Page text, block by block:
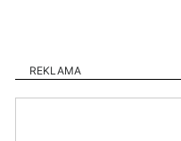
REKLAMA